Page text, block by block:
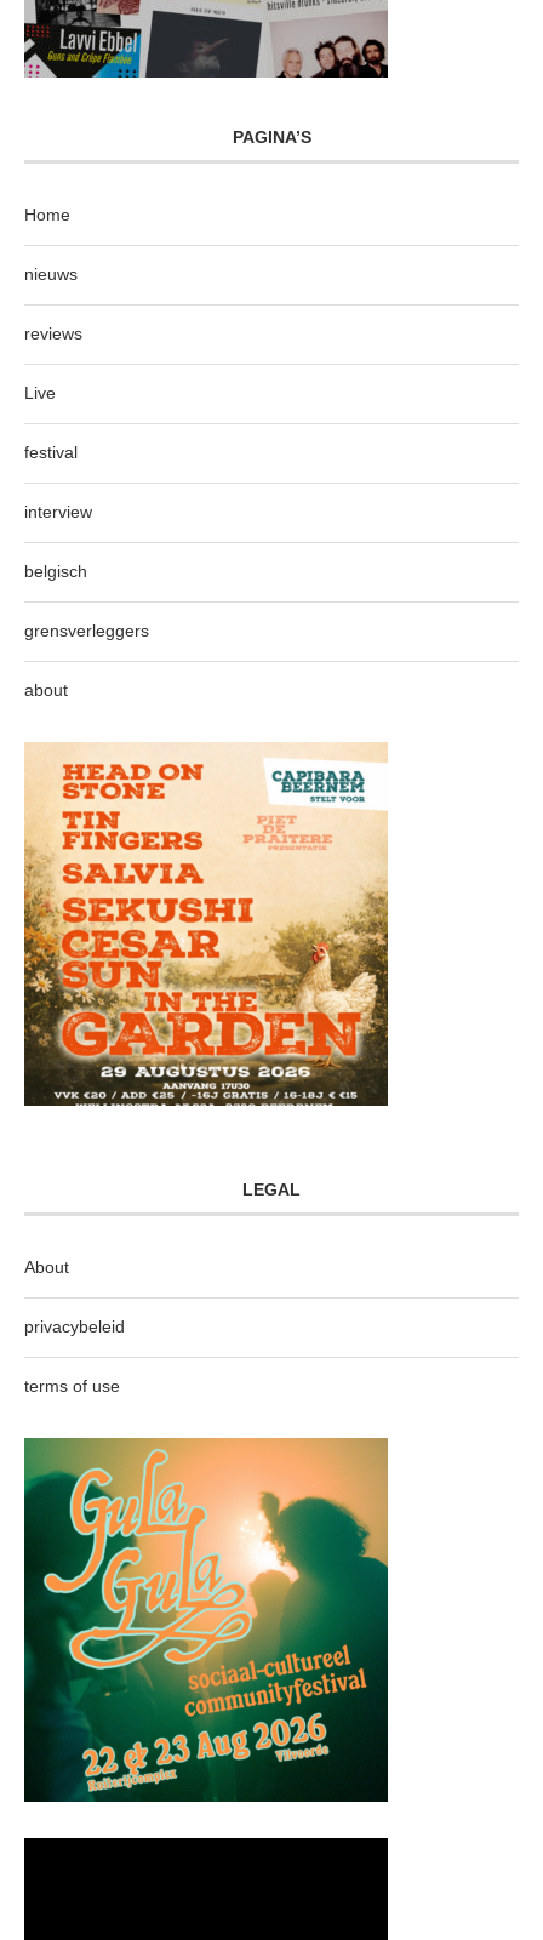
PAGINA’S
Home
nieuws
reviews
Live
festival
interview
belgisch
grensverleggers
about
LEGAL
About
privacybeleid
terms of use